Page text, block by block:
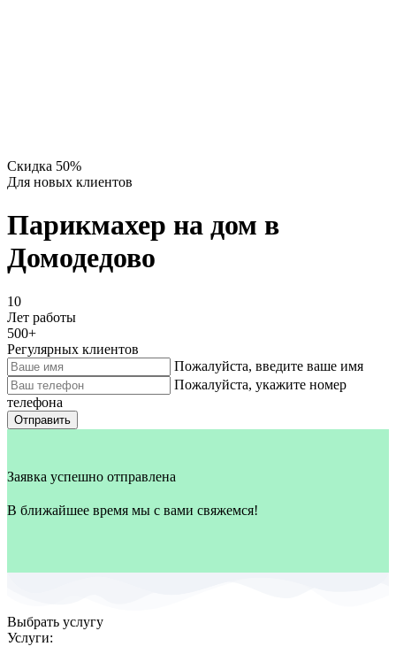
Скидка 50%
Для новых клиентов
Парикмахер на дом в
Домодедово
10
Лет работы
500+
Регулярных клиентов
Пожалуйста, введите ваше имя
Пожалуйста, укажите номер
телефона
Отправить
Заявка успешно отправлена
В ближайшее время мы с вами свяжемся!
Выбрать услугу
Услуги: